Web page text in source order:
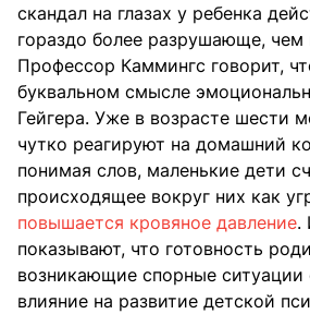
скандал на глазах у ребенка
гораздо более разрушающе, чем
Профессор Каммингс говорит,
буквальном смысле
Гейгера. Уже в возрасте шести
чутко реагируют на домашний
понимая слов, маленькие дети
происходящее вокруг них как
повышается кровяное давление.
показывают, что готовность
возникающие спорные ситуации
влияние на развитие детской